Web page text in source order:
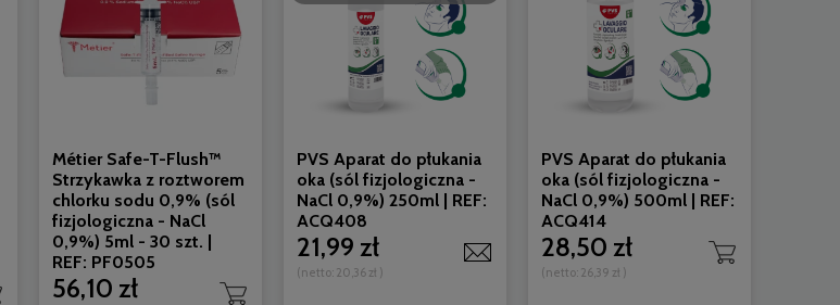
Métier Safe-T-Flush™
Strzykawka z roztworem
chlorku sodu 0,9% (sól
fizjologiczna - NaCl
0,9%) 5ml - 30 szt. |
REF: PF0505
56,10 zł
PVS Aparat do płukania
oka (sól fizjologiczna -
NaCl 0,9%) 250ml | REF:
ACQ408
21,99 zł
(netto: 20,36 zł )
PVS Aparat do płukania
oka (sól fizjologiczna -
NaCl 0,9%) 500ml | REF:
ACQ414
28,50 zł
(netto: 26,39 zł )